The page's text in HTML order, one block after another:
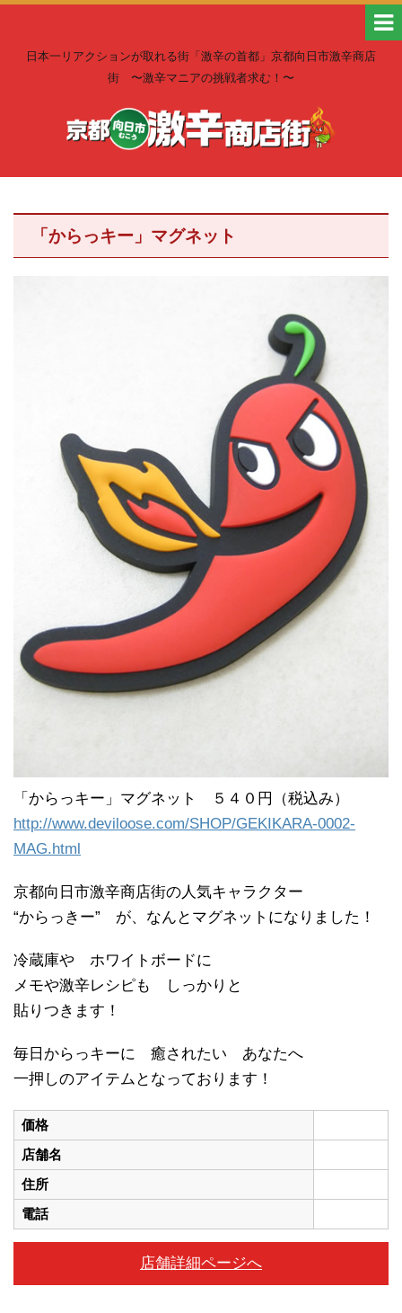
日本一リアクションが取れる街「激辛の首都」京都向日市激辛商店
街 〜激辛マニアの挑戦者求む！〜
「からっキー」マグネット
「からっキー」マグネット ５４０円（税込み）
http://www.deviloose.com/SHOP/GEKIKARA-0002-
MAG.html
京都向日市激辛商店街の人気キャラクター
“からっきー” が、なんとマグネットになりました！
冷蔵庫や ホワイトボードに
メモや激辛レシピも しっかりと
貼りつきます！
毎日からっキーに 癒されたい あなたへ
一押しのアイテムとなっております！
価格
店舗名
住所
電話
店舗詳細ページへ